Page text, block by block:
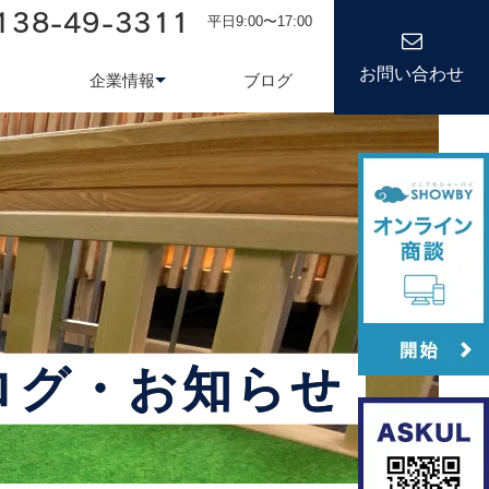
システム kond 光回線
いて 新卒採用
企業情報
会社情報
ブログ
49-3311 平日9:00〜17:00
お問い合わせ
グ・お知らせ